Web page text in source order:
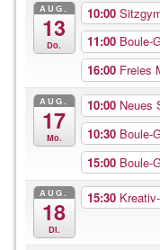
AUG.
13
Do.
10:00
11:00 Boule-
16:00 Freies
AUG.
17
Mo.
10:00 Neues
10:30 Boule-
15:00 Boule-
AUG.
18
Di.
15:30